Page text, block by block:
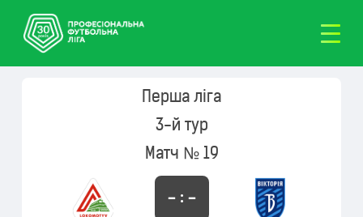
Перша ліга
3-й тур
Матч № 19
– : –